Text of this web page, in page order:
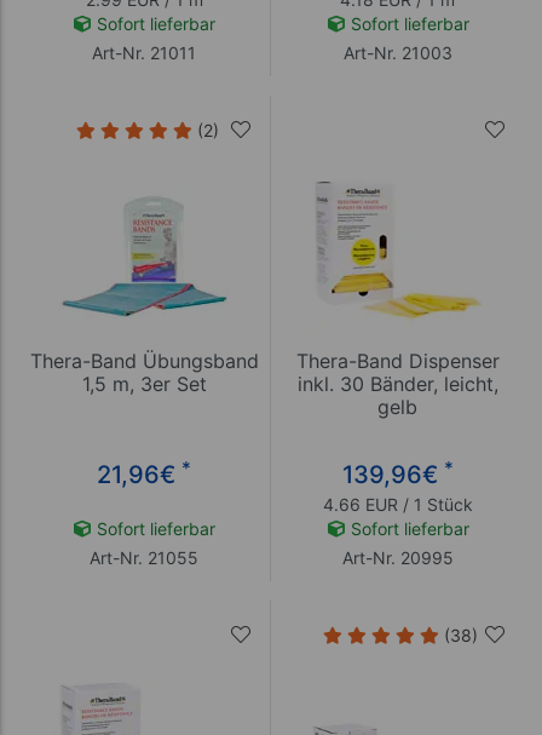
Sofort lieferbar
Art-Nr. 21011
Sofort lieferbar
Art-Nr. 21003
(2)
Thera-Band Übungsband
1,5 m, 3er Set
21,96€ *
Sofort lieferbar
Art-Nr. 21055
Thera-Band Dispenser
inkl. 30 Bänder, leicht,
gelb
139,96€ *
4.66 EUR / 1 Stück
Sofort lieferbar
Art-Nr. 20995
(38)